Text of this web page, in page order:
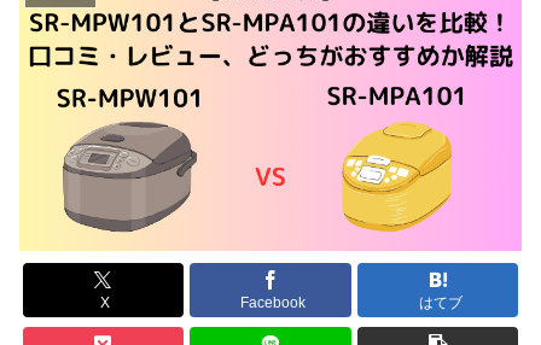
X Facebook はてブ